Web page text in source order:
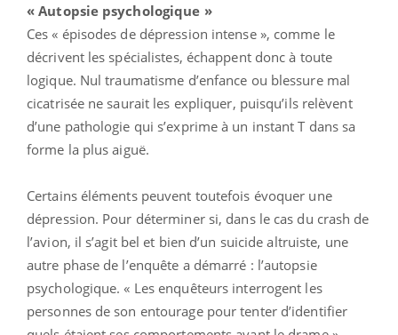
« Autopsie psychologique »
Ces « épisodes de dépression intense », comme le
décrivent les spécialistes, échappent donc à toute
logique. Nul traumatisme d’enfance ou blessure mal
cicatrisée ne saurait les expliquer, puisqu’ils relèvent
d’une pathologie qui s’exprime à un instant T dans sa
forme la plus aiguë.
Certains éléments peuvent toutefois évoquer une
dépression. Pour déterminer si, dans le cas du crash de
l’avion, il s’agit bel et bien d’un suicide altruiste, une
autre phase de l’enquête a démarré : l’autopsie
psychologique. « Les enquêteurs interrogent les
personnes de son entourage pour tenter d’identifier